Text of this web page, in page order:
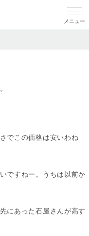
メニ
でこの価格は安いわね
ですねー。うちは以前か
にあった石屋さんが高す